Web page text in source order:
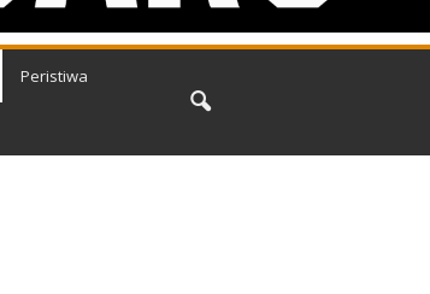
Peristiwa